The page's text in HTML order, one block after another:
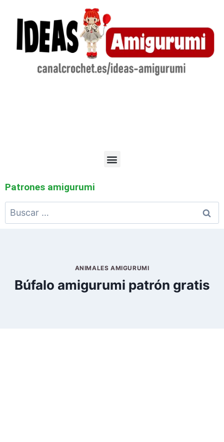
Patrones amigurumi
ANIMALES AMIGURUMI
Búfalo amigurumi patrón gratis